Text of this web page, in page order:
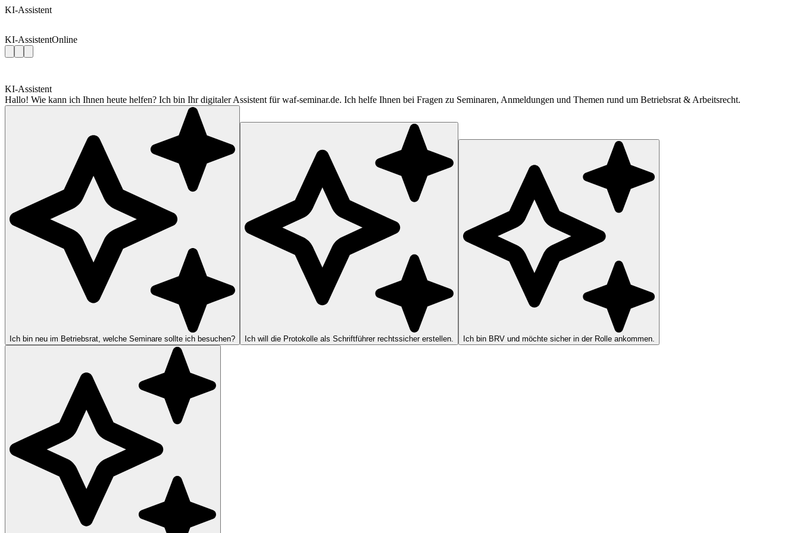
KI-Assistent
KI-AssistentOnline
KI-Assistent
Hallo! Wie kann ich Ihnen heute helfen? Ich bin Ihr digitaler Assistent für waf-seminar.de. Ich helfe Ihnen bei Fragen zu Seminaren, Anmeldungen und Themen rund um Betriebsrat & Arbeitsrecht.
Ich bin neu im Betriebsrat, welche Seminare sollte ich besuchen? Ich will die Protokolle als Schriftführer rechtssicher erstellen. Ich bin BRV und möchte sicher in der Rolle ankommen.